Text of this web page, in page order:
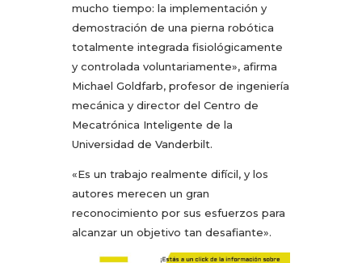
mucho tiempo: la implementación y
demostración de una pierna robótica
totalmente integrada fisiológicamente
y controlada voluntariamente», afirma
Michael Goldfarb, profesor de ingeniería
mecánica y director del Centro de
Mecatrónica Inteligente de la
Universidad de Vanderbilt.
«Es un trabajo realmente difícil, y los
autores merecen un gran
reconocimiento por sus esfuerzos para
alcanzar un objetivo tan desafiante».